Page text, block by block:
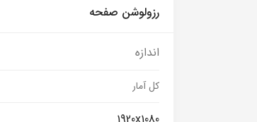
رزولوشن صفحه
اندازه
کل آمار